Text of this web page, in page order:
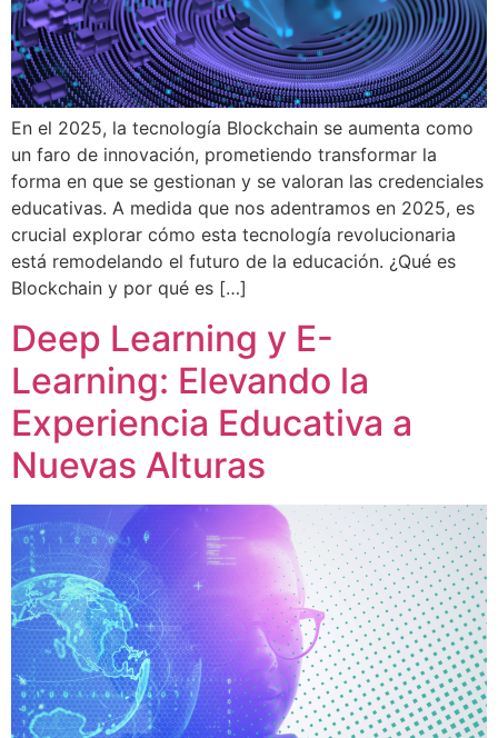
En el 2025, la tecnología Blockchain se aumenta como
un faro de innovación, prometiendo transformar la
forma en que se gestionan y se valoran las credenciales
educativas. A medida que nos adentramos en 2025, es
crucial explorar cómo esta tecnología revolucionaria
está remodelando el futuro de la educación. ¿Qué es
Blockchain y por qué es […]
Deep Learning y E-
Learning: Elevando la
Experiencia Educativa a
Nuevas Alturas